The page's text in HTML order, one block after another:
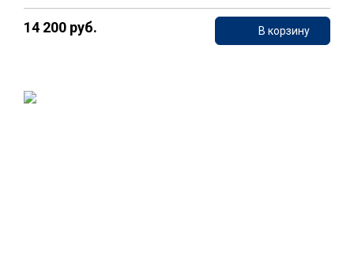
14 200 руб. В корзину